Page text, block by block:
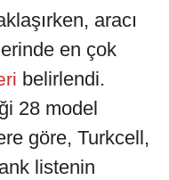
aracı
en çok
belirlendi.
28 model
göre, Turkcell,
listenin